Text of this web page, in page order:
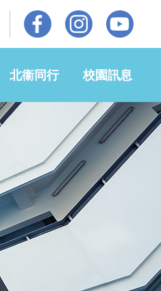
北衞同行
牧區牧養
各級照片
家校同心
衞理校友
校園訊息
校園動態
媒體報導
校園電視台
開放日
65週年校